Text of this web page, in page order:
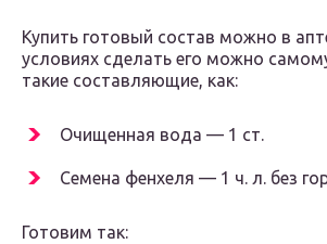
Купить готовый состав можно в
условиях сделать его можно
такие составляющие, как:
Очищенная вода — 1 ст.
Семена фенхеля — 1 ч. л. без
Готовим так: